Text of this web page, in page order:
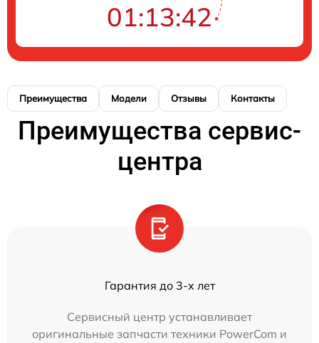
01:13:42
Преимущества Модели Отзывы Контакты
Преимущества сервис-
центра
Гарантия до 3-х лет
Сервисный центр устанавливает
оригинальные запчасти техники PowerCom и